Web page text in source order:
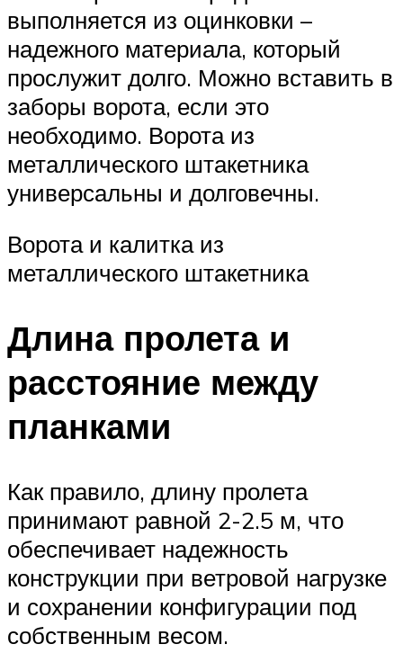
выполняется из оцинковки –
надежного материала, который
прослужит долго. Можно вставить в
заборы ворота, если это
необходимо. Ворота из
металлического штакетника
универсальны и долговечны.
Ворота и калитка из
металлического штакетника
Длина пролета и
расстояние между
планками
Как правило, длину пролета
принимают равной 2-2.5 м, что
обеспечивает надежность
конструкции при ветровой нагрузке
и сохранении конфигурации под
собственным весом.